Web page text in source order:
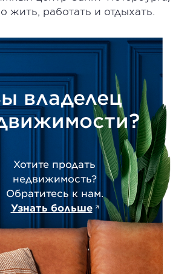
жить, работать и отдыхать.
владелец
Хотите продать
недвижимость?
Обратитесь к нам.
Узнать больше